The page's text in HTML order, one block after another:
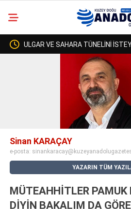
ULGAR VE SAHARA TÜNELİNİ İSTEYEN
BİR ULAŞTIRMA BAKANI GEÇTİ, KİMSE
veren
siteler
2025
deneme
bonusu
veren
siteler
Sinan KARAÇAY
e-posta:
YAZARIN TÜM
MÜTEAHHİTLER PAMUK
DİYİN BAKALIM DA